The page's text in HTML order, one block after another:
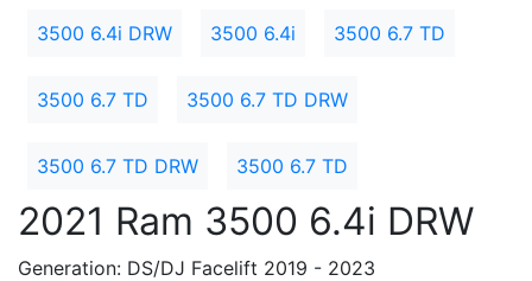
3500 6.4i DRW 3500 6.4i 3500 6.7 TD
3500 6.7 TD 3500 6.7 TD DRW
3500 6.7 TD DRW 3500 6.7 TD
2021 Ram 3500 6.4i DRW
Generation: DS/DJ Facelift 2019 - 2023